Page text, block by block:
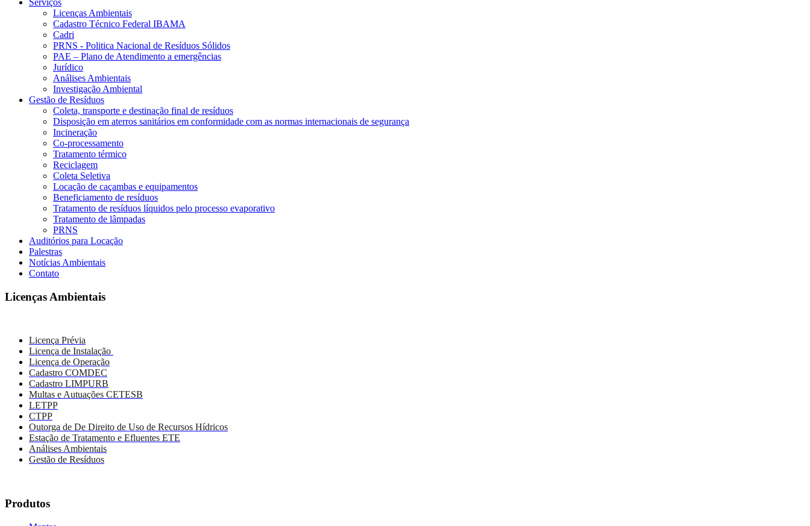
Serviços
Licenças Ambientais
Cadastro Técnico Federal IBAMA
Cadri
PRNS - Politica Nacional de Resíduos Sólidos
PAE – Plano de Atendimento a emergências
Jurídico
Análises Ambientais
Investigação Ambiental
Gestão de Resíduos
Coleta, transporte e destinação final de resíduos
Disposição em aterros sanitários em conformidade com as normas internacionais de segurança
Incineração
Co-processamento
Tratamento térmico
Reciclagem
Coleta Seletiva
Locação de caçambas e equipamentos
Beneficiamento de resíduos
Tratamento de resíduos líquidos pelo processo evaporativo
Tratamento de lâmpadas
PRNS
Auditórios para Locação
Palestras
Notícias Ambientais
Contato
Licenças Ambientais
Licença Prévia
Licença de Instalação
Licença de Operação
Cadastro COMDEC
Cadastro LIMPURB
Multas e Autuações CETESB
LETPP
CTPP
Outorga de De Direito de Uso de Recursos Hídricos
Estação de Tratamento e Efluentes ETE
Análises Ambientais
Gestão de Resíduos
Produtos